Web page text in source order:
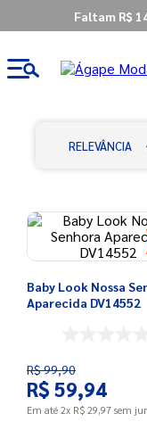
Faltam R$
RELEVÂNCIA
Baby Look Nossa
Aparecida DV14552
R$99,90
R$ 59,94
Em até 2x R$ 29,97 sem